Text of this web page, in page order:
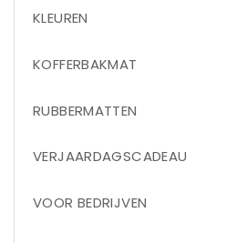
KLEUREN
KOFFERBAKMAT
RUBBERMATTEN
VERJAARDAGSCADEAU
VOOR BEDRIJVEN